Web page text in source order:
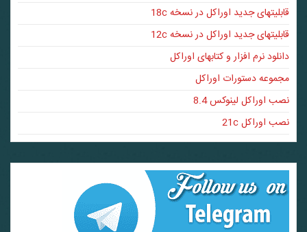
قابلیتهای جدید اوراکل در نسخه 18c
قابلیتهای جدید اوراکل در نسخه 12c
دانلود نرم افزار و کتابهای اوراکل
مجموعه دستورات اوراکل
نصب اوراکل لینوکس 8.4
نصب اوراکل 21c